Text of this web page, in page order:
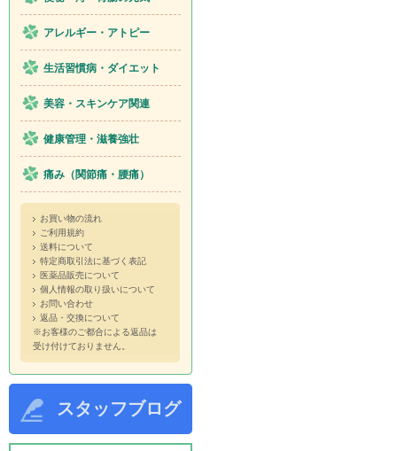
アレルギー・アトピー
生活習慣病・ダイエット
美容・スキンケア関連
健康管理・滋養強壮
痛み（関節痛・腰痛）
お買い物の流れ
ご利用規約
送料について
特定商取引法に基づく表記
医薬品販売について
個人情報の取り扱いについて
お問い合わせ
返品・交換について
※お客様のご都合による返品は
受け付けておりません。
スタッフブログ